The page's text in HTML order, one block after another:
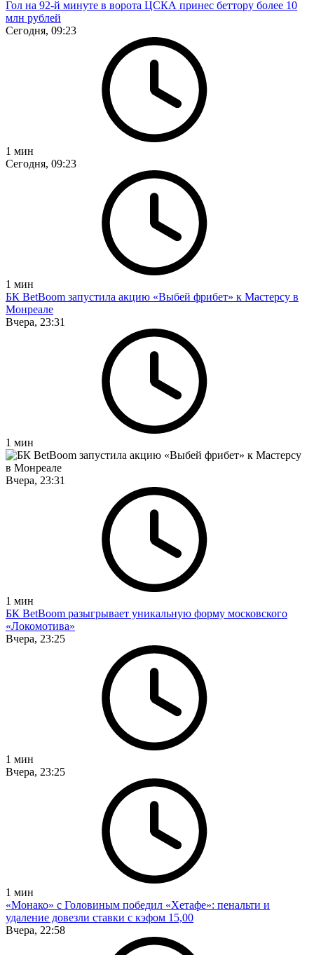
Гол на 92-й минуте в ворота ЦСКА принес беттору более 10
млн рублей
Сегодня, 09:23
1 мин
Сегодня, 09:23
1 мин
БК BetBoom запустила акцию «Выбей фрибет» к Мастерсу в
Монреале
Вчера, 23:31
1 мин
Вчера, 23:31
1 мин
БК BetBoom разыгрывает уникальную форму московского
«Локомотива»
Вчера, 23:25
1 мин
Вчера, 23:25
1 мин
«Монако» с Головиным победил «Хетафе»: пенальти и
удаление довезли ставки с кэфом 15,00
Вчера, 22:58